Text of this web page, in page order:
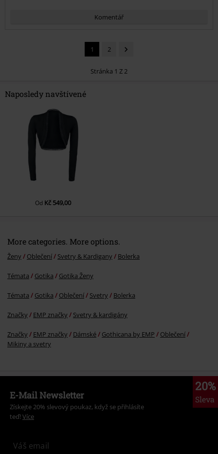
Komentář
Odeslat komentář
1 2
Stránka 1 Z 2
Naposledy navštívené
Od Kč 549,00
More categories. More options.
Ženy Oblečení Svetry & Kardigany Bolerka
Témata Gotika Gotika Ženy
Témata Gotika Oblečení Svetry Bolerka
Značky EMP značky Svetry & kardigány
Značky EMP značky Dámské Gothicana by EMP
Oblečení
Mikiny a svetry
20%
Sleva
E-Mail Newsletter
Získejte 20% slevový poukaz, když se přihlásíte
teď! Více